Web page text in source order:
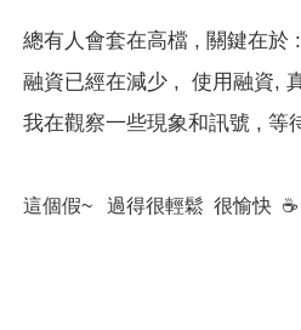
總有人會套在高檔 , 關鍵在於 :
融資已經在減少 , 使用融資,
我在觀察一些現象和訊號 , 等
這個假~ 過得很輕鬆 很愉快 ☕️